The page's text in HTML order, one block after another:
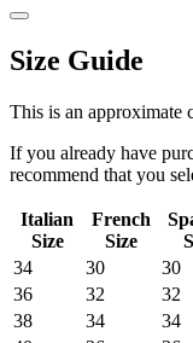
Size Guide
This is an approximate
If you already have
recommend that you
Italian
Size
French
Size
34
30 30
36
32 32
38
34 34